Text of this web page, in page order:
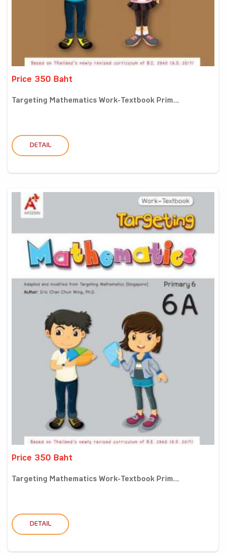
Price 350 Baht
Targeting Mathematics Work-Textbook Prim...
DETAIL
Price 350 Baht
Targeting Mathematics Work-Textbook Prim...
DETAIL